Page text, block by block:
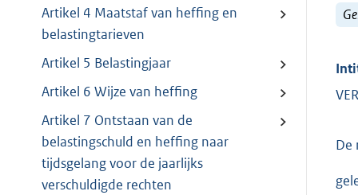
Artikel 4 Maatstaf van heffing en
belastingtarieven
Artikel 5 Belastingjaar
Artikel 6 Wijze van heffing
Artikel 7 Ontstaan van de
belastingschuld en heffing naar
tijdsgelang voor de jaarlijks
verschuldigde rechten
De